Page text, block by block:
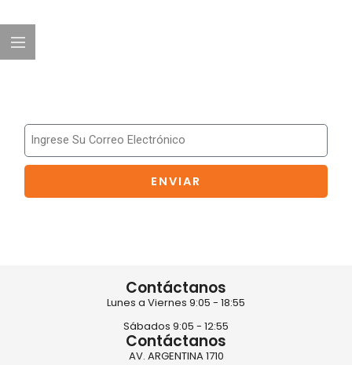
ENVIAR
Contáctanos
Lunes a Viernes 9:05 - 18:55
Sábados 9:05 - 12:55
Contáctanos
AV. ARGENTINA 1710